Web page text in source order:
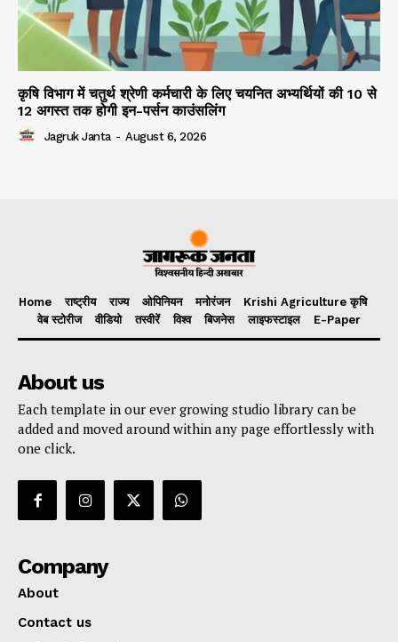
कृषि विभाग में चतुर्थ श्रेणी कर्मचारी के लिए चयनित अभ्यर्थियों की 10 से
12 अगस्त तक होगी इन-पर्सन काउंसलिंग
Jagruk Janta - August 6, 2026
Home राष्ट्रीय राज्य ओपिनियन मनोरंजन
Krishi Agriculture कृषि
वेब स्टोरीज
वीडियो तस्वीरें विश्व बिजनेस लाइफस्टाइल E-Paper
About us
Each template in our ever growing studio library can be
added and moved around within any page effortlessly with
one click.
Company
About
Contact us